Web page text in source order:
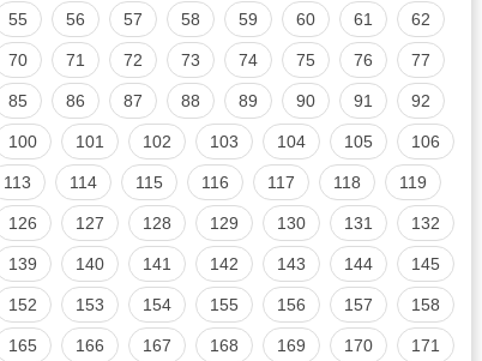
55 56 57 58 59 60 61 62
70 71 72 73 74 75 76 77
85 86 87 88 89 90 91 92
100 101 102 103 104 105 106
113 114 115 116 117 118 119
126 127 128 129 130 131 132
139 140 141 142 143 144 145
152 153 154 155 156 157 158
165 166 167 168 169 170 171